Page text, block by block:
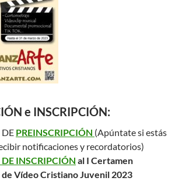
e INSCRIPCIÓN:
PREINSCRIPCIÓN (Apúntate si estás
notificaciones y recordatorios)
INSCRIPCIÓN al I Certamen
de Vídeo Cristiano Juvenil 2023